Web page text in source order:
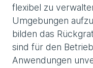
flexibel zu
Umgebungen
bilden das
sind für den
Anwendungen